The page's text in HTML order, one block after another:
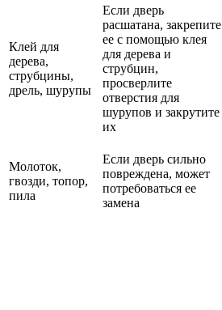
Клей для
дерева,
струбцины,
дрель, шурупы
Если дверь
расшатана, закрепите
ее с помощью клея
для дерева и
струбцин,
просверлите
отверстия для
шурупов и закрутите
их
Молоток,
гвозди, топор,
пила
Если дверь сильно
повреждена, может
потребоваться ее
замена